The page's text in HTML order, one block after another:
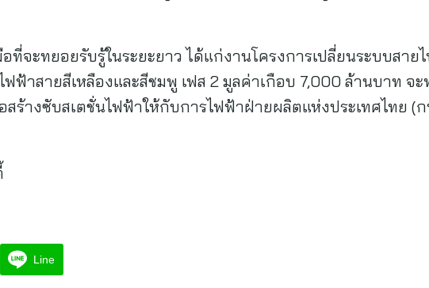
จะทยอยรับรู้ในระยะยาว ได้แก่งานโครงการเปลี่ยนระบบสาย
ฟ้าสายสีเหลืองและสีชมพู เฟส 2 มูลค่าเกือบ 7,000 ล้านบาท จะ
สร้างซับสเตชั่นไฟฟ้าให้กับการไฟฟ้าฝ่ายผลิตแห่งประเทศไทย (
Line